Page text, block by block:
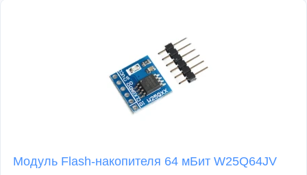
Модуль Flash-накопителя 64 мБит W25Q64JV